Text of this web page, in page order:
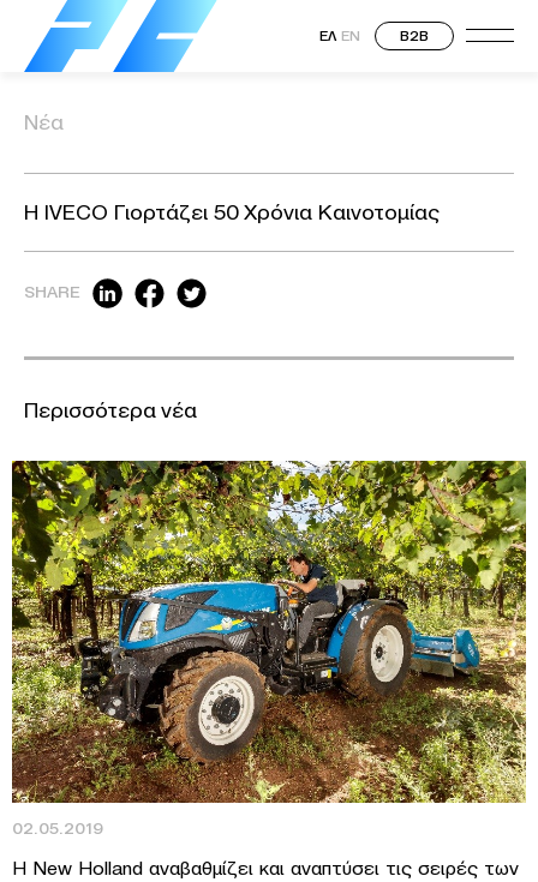
ΕΛ EN B2B
Νέα
Η IVECO Γιορτάζει 50 Χρόνια Καινοτομίας
SHARE
Περισσότερα νέα
02.05.2019
H New Holland αναβαθμίζει και αναπτύσει τις σειρές των